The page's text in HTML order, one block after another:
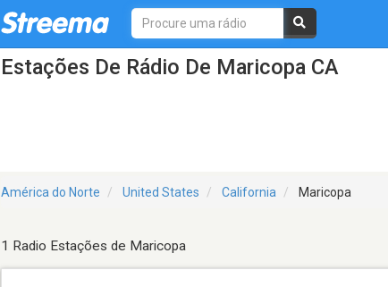
Estações De Rádio De Maricopa CA
América do Norte United States California Maricopa
1 Radio Estações de Maricopa